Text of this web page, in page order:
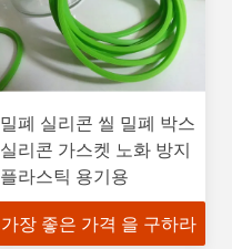
밀폐 실리콘 씰 밀폐 박스
실리콘 가스켓 노화 방지
플라스틱 용기용
가장 좋은 가격 을 구하라